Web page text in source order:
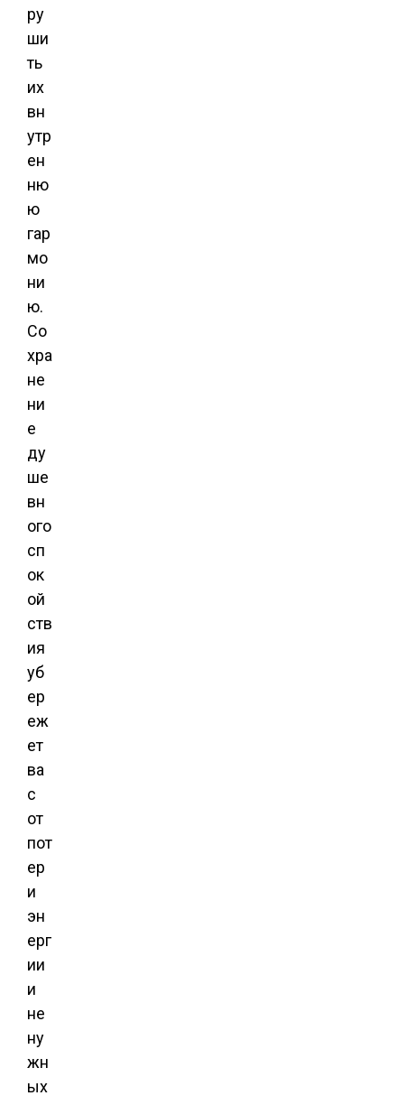
ру
ши
ть
их
вн
утр
ен
ню
ю
гар
мо
ни
ю.
Со
хра
не
ни
е
ду
ше
вн
ого
сп
ок
ой
ств
ия
уб
ер
еж
ет
ва
с
от
пот
ер
и
эн
ерг
ии
и
не
ну
жн
ых